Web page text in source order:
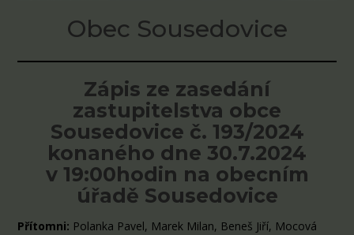
Obec Sousedovice
Zápis ze zasedání
zastupitelstva obce
Sousedovice č. 193/2024
konaného dne 30.7.2024
v 19:00hodin na obecním
úřadě Sousedovice
Přítomni: Polanka Pavel, Marek Milan, Beneš Jiří, Mocová